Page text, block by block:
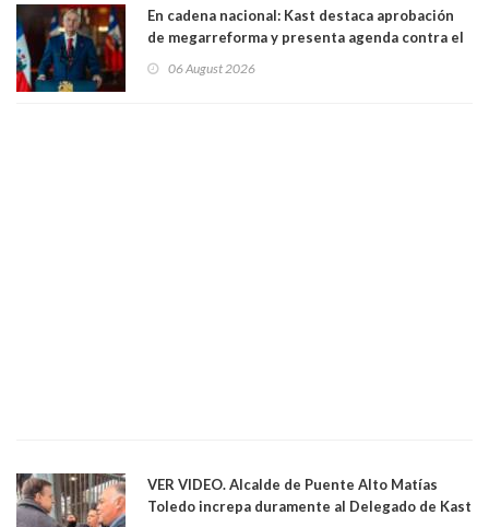
En cadena nacional: Kast destaca aprobación
de megarreforma y presenta agenda contra el
06 August 2026
VER VIDEO. Alcalde de Puente Alto Matías
Toledo increpa duramente al Delegado de Kast